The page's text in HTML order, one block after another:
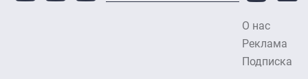
О нас
Реклама
Подписка